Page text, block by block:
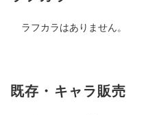
ラフカラはありません。
既存・キャラ販売